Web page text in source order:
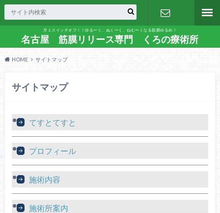
月１スイッチオフ！！ゆるーく、ぬくーく、ねむーくなる筋膜ゆるめ！
名古屋 筋膜リリース専門 くろの療術所
お問い合わ
HOME サイトマップ
サイトマップ
てすとてすと
プロフィール
施術内容
施術所案内